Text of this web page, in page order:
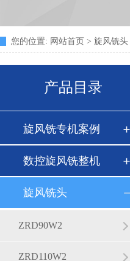
您的位置: 网站首页 > 旋风铣头
产品目录
旋风铣专机案例
数控旋风铣整机
旋风铣头
ZRD90W2
ZRD110W2